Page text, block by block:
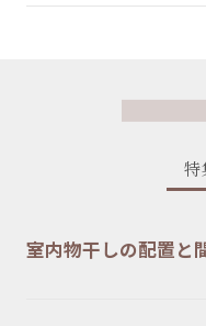
特
室内物干しの配置と